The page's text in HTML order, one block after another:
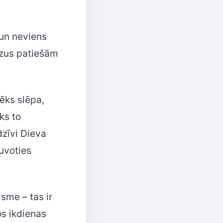
neviens
patiešām
slēpa,
to
Dieva
– tas ir
ikdienas